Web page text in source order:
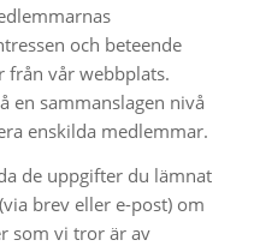
och beteende
från vår webbplats.
en sammanslagen nivå
enskilda medlemmar.
de uppgifter du lämnat
brev eller e-post) om
som vi tror är av